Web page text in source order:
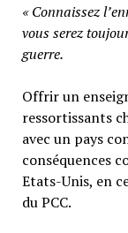
« Connaissez
vous serez
guerre.
Offrir un
ressortissants
avec un pays
conséquences
Etats-Unis, en
du PCC.